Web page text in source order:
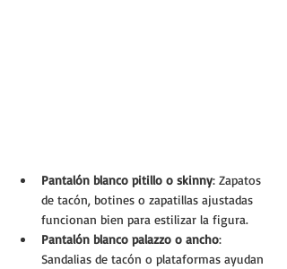
Pantalón blanco pitillo o skinny: Zapatos
de tacón, botines o zapatillas ajustadas
funcionan bien para estilizar la figura.
Pantalón blanco palazzo o ancho:
Sandalias de tacón o plataformas ayudan